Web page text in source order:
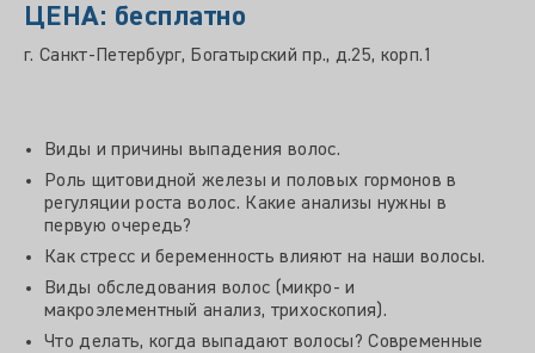
ЦЕНА: бесплатно
г. Санкт-Петербург, Богатырский пр., д.25, корп.1
Виды и причины выпадения волос.
Роль щитовидной железы и половых гормонов в
регуляции роста волос. Какие анализы нужны в
первую очередь?
Как стресс и беременность влияют на наши волосы.
Виды обследования волос (микро- и
макроэлементный анализ, трихоскопия).
Что делать, когда выпадают волосы? Современные